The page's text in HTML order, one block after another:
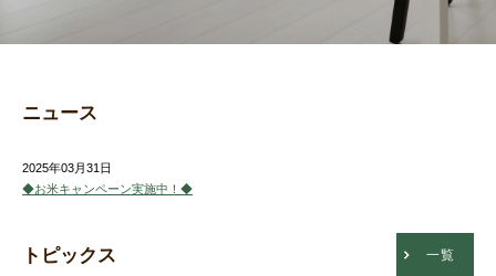
ニュース
2025年03月31日
◆お米キャンペーン実施中！◆
トピックス 一覧